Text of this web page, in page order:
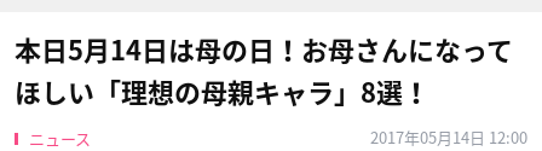
本日5月14日は母の日！お母さんになって
ほしい「理想の母親キャラ」8選！
ニュース
2017年05月14日 12:00